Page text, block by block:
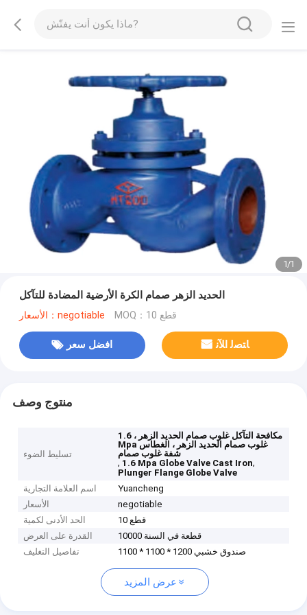
1/1
الحديد الزهر صمام الكرة الأرضية المضادة للتآكل
الأسعار：negotiable MOQ：10 قطع
افضل سعر ﺎﺘﺼﻟ ﺍﻶﻧ
منتوج وصف
تسليط الضوء
مكافحة التآكل غلوب صمام الحديد الزهر ، 1.6
Mpa غلوب صمام الحديد الزهر ، الغطاس
شفة غلوب صمام
, 1.6 Mpa Globe Valve Cast Iron,
Plunger Flange Globe Valve
اسم العلامة التجارية
Yuancheng
الأسعار
negotiable
الحد الأدنى لكمية
10 قطع
القدرة على العرض
10000 قطعة في السنة
تفاصيل التغليف
صندوق خشبي 1200 * 1100 * 1100
عرض المزيد